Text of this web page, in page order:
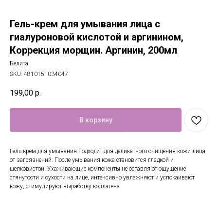
Гель-крем для умывания лица с
гиалуроновой кислотой и аргинином,
Коррекция морщин. Аргинин, 200мл
Белита
SKU: 4810151034047
199,00 р.
В корзину
Гель-крем для умывания подходит для деликатного очищения кожи лица
от загрязнений. После умывания кожа становится гладкой и
шелковистой. Ухаживающие компоненты не оставляют ощущение
стянутости и сухости на лице, интенсивно увлажняют и успокаивают
кожу, стимулируют выработку коллагена.